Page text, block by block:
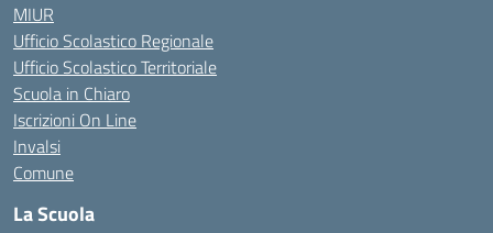
MIUR
Ufficio Scolastico Regionale
Ufficio Scolastico Territoriale
Scuola in Chiaro
Iscrizioni On Line
Invalsi
Comune
La Scuola